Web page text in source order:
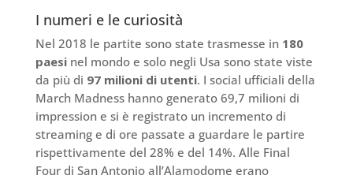
I numeri e le curiosità
Nel 2018 le partite sono state trasmesse in 180
paesinel mondo e solo negli Usa sono state viste
da più di 97 milioni di utenti. I social ufficiali della
March Madness hanno generato 69,7 milioni di
impression e si è registrato un incremento di
streaming e di ore passate a guardare le partire
rispettivamente del 28% e del 14%. Alle Final
Four di San Antonio all’Alamodome erano